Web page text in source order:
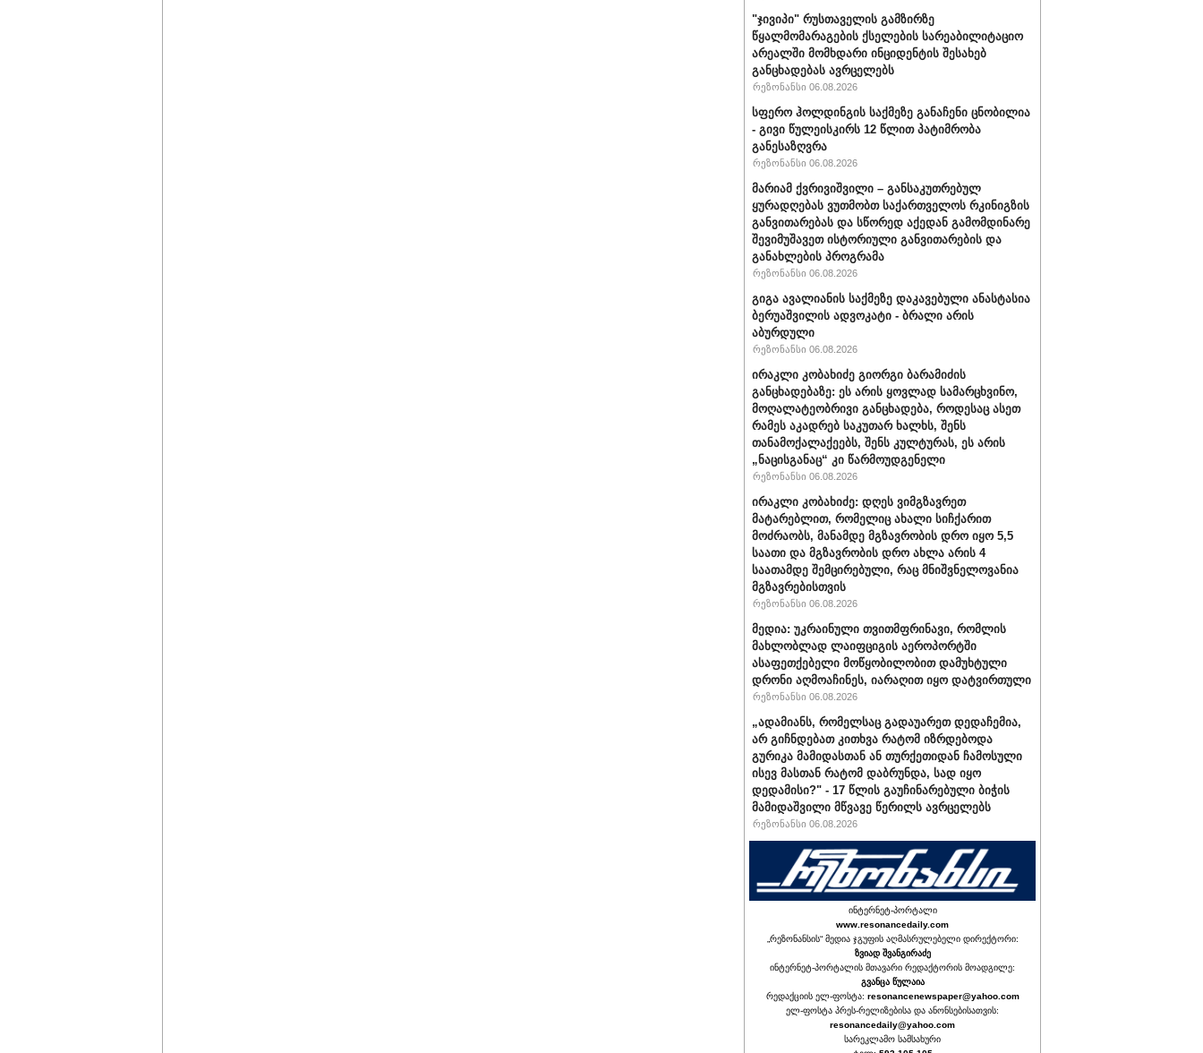
"ჯივიპი" რუსთაველის გამზირზე
წყალმომარაგების ქსელების სარეაბილიტაციო
არეალში მომხდარი ინციდენტის შესახებ
განცხადებას ავრცელებს
რეზონანსი 06.08.2026
სფერო ჰოლდინგის საქმეზე განაჩენი ცნობილია
- გივი წულეისკირს 12 წლით პატიმრობა
განესაზღვრა
რეზონანსი 06.08.2026
მარიამ ქვრივიშვილი – განსაკუთრებულ
ყურადღებას ვუთმობთ საქართველოს რკინიგზის
განვითარებას და სწორედ აქედან გამომდინარე
შევიმუშავეთ ისტორიული განვითარების და
განახლების პროგრამა
რეზონანსი 06.08.2026
გიგა ავალიანის საქმეზე დაკავებული ანასტასია
ბერუაშვილის ადვოკატი - ბრალი არის
აბურდული
რეზონანსი 06.08.2026
ირაკლი კობახიძე გიორგი ბარამიძის
განცხადებაზე: ეს არის ყოვლად სამარცხვინო,
მოღალატეობრივი განცხადება, როდესაც ასეთ
რამეს აკადრებ საკუთარ ხალხს, შენს
თანამოქალაქეებს, შენს კულტურას, ეს არის
„ნაცისგანაც“ კი წარმოუდგენელი
რეზონანსი 06.08.2026
ირაკლი კობახიძე: დღეს ვიმგზავრეთ
მატარებლით, რომელიც ახალი სიჩქარით
მოძრაობს, მანამდე მგზავრობის დრო იყო 5,5
საათი და მგზავრობის დრო ახლა არის 4
საათამდე შემცირებული, რაც მნიშვნელოვანია
მგზავრებისთვის
რეზონანსი 06.08.2026
მედია: უკრაინული თვითმფრინავი, რომლის
მახლობლად ლაიფციგის აეროპორტში
ასაფეთქებელი მოწყობილობით დამუხტული
დრონი აღმოაჩინეს, იარაღით იყო დატვირთული
რეზონანსი 06.08.2026
„ადამიანს, რომელსაც გადაუარეთ დედაჩემია,
არ გიჩნდებათ კითხვა რატომ იზრდებოდა
გურიკა მამიდასთან ან თურქეთიდან ჩამოსული
ისევ მასთან რატომ დაბრუნდა, სად იყო
დედამისი?" - 17 წლის გაუჩინარებული ბიჭის
მამიდაშვილი მწვავე წერილს ავრცელებს
რეზონანსი 06.08.2026
ინტერნეტ-პორტალი
www.resonancedaily.com
„რეზონანსის“ მედია ჯგუფის აღმასრულებელი დირექტორი:
ზვიად შვანგირაძე
ინტერნეტ-პორტალის მთავარი რედაქტორის მოადგილე:
გვანცა წულაია
რედაქციის ელ-ფოსტა: resonancenewspaper@yahoo.com
ელ-ფოსტა პრეს-რელიზებისა და ანონსებისათვის:
resonancedaily@yahoo.com
სარეკლამო სამსახური